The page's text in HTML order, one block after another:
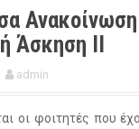
Άσκηση ΙΙ
admin
οι φοιτητές που